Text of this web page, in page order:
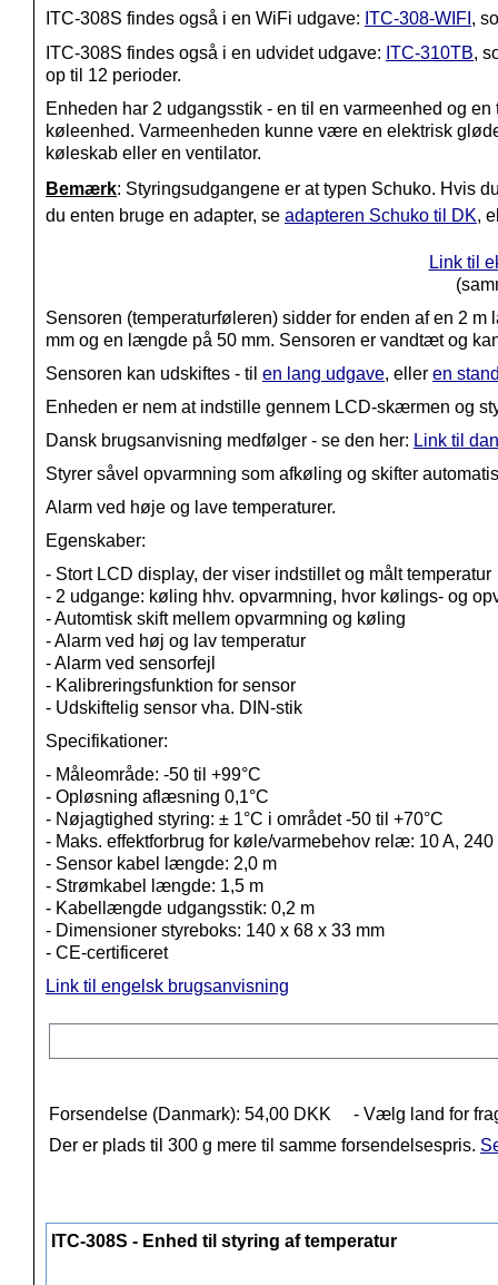
ITC-308S findes også i en WiFi udgave: ITC-308-WIFI ,
ITC-308S findes også i en udvidet udgave: ITC-310TB,
op til 12 perioder.
Enheden har 2 udgangsstik - en til en varmeenhed og
køleenhed. Varmeenheden kunne være en elektrisk
køleskab eller en ventilator.
Bemærk: Styringsudgangene er at typen Schuko. Hvis
du enten bruge en adapter, se adapteren Schuko til DK,
Link til
Sensoren (temperaturføleren) sidder for enden af en 2
mm og en længde på 50 mm. Sensoren er vandtæt og
Sensoren kan udskiftes - til en lang udgave, eller en
Enheden er nem at indstille gennem LCD-skærmen og
Dansk brugsanvisning medfølger - se den her: Link til
Styrer såvel opvarmning som afkøling og skifter
Alarm ved høje og lave temperaturer.
Egenskaber:
- Stort LCD display, der viser indstillet og målt temperatur
- 2 udgange: køling hhv. opvarmning, hvor kølings- og
- Automtisk skift mellem opvarmning og køling
- Alarm ved høj og lav temperatur
- Alarm ved sensorfejl
- Kalibreringsfunktion for sensor
- Udskiftelig sensor vha. DIN-stik
Specifikationer:
- Måleområde: -50 til +99°C
- Opløsning aflæsning 0,1°C
- Nøjagtighed styring: ± 1°C i området -50 til +70°C
- Maks. effektforbrug for køle/varmebehov relæ: 10 A, 240
- Sensor kabel længde: 2,0 m
- Strømkabel længde: 1,5 m
- Kabellængde udgangsstik: 0,2 m
- Dimensioner styreboks: 140 x 68 x 33 mm
- CE-certificeret
Link til engelsk brugsanvisning
Forsendelse (Danmark): 54,00 DKK
- Vælg land for
Der er plads til 300 g mere til samme forsendelsespris.
ITC-308S - Enhed til styring af temperatur